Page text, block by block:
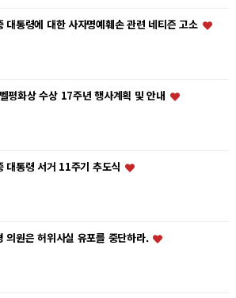
대통령에 대한 사자명예훼손 관련 네티즌 고소
평화상 수상 17주년 행사계획 및 안내
대통령 서거 11주기 추도식
의원은 허위사실 유포를 중단하라.